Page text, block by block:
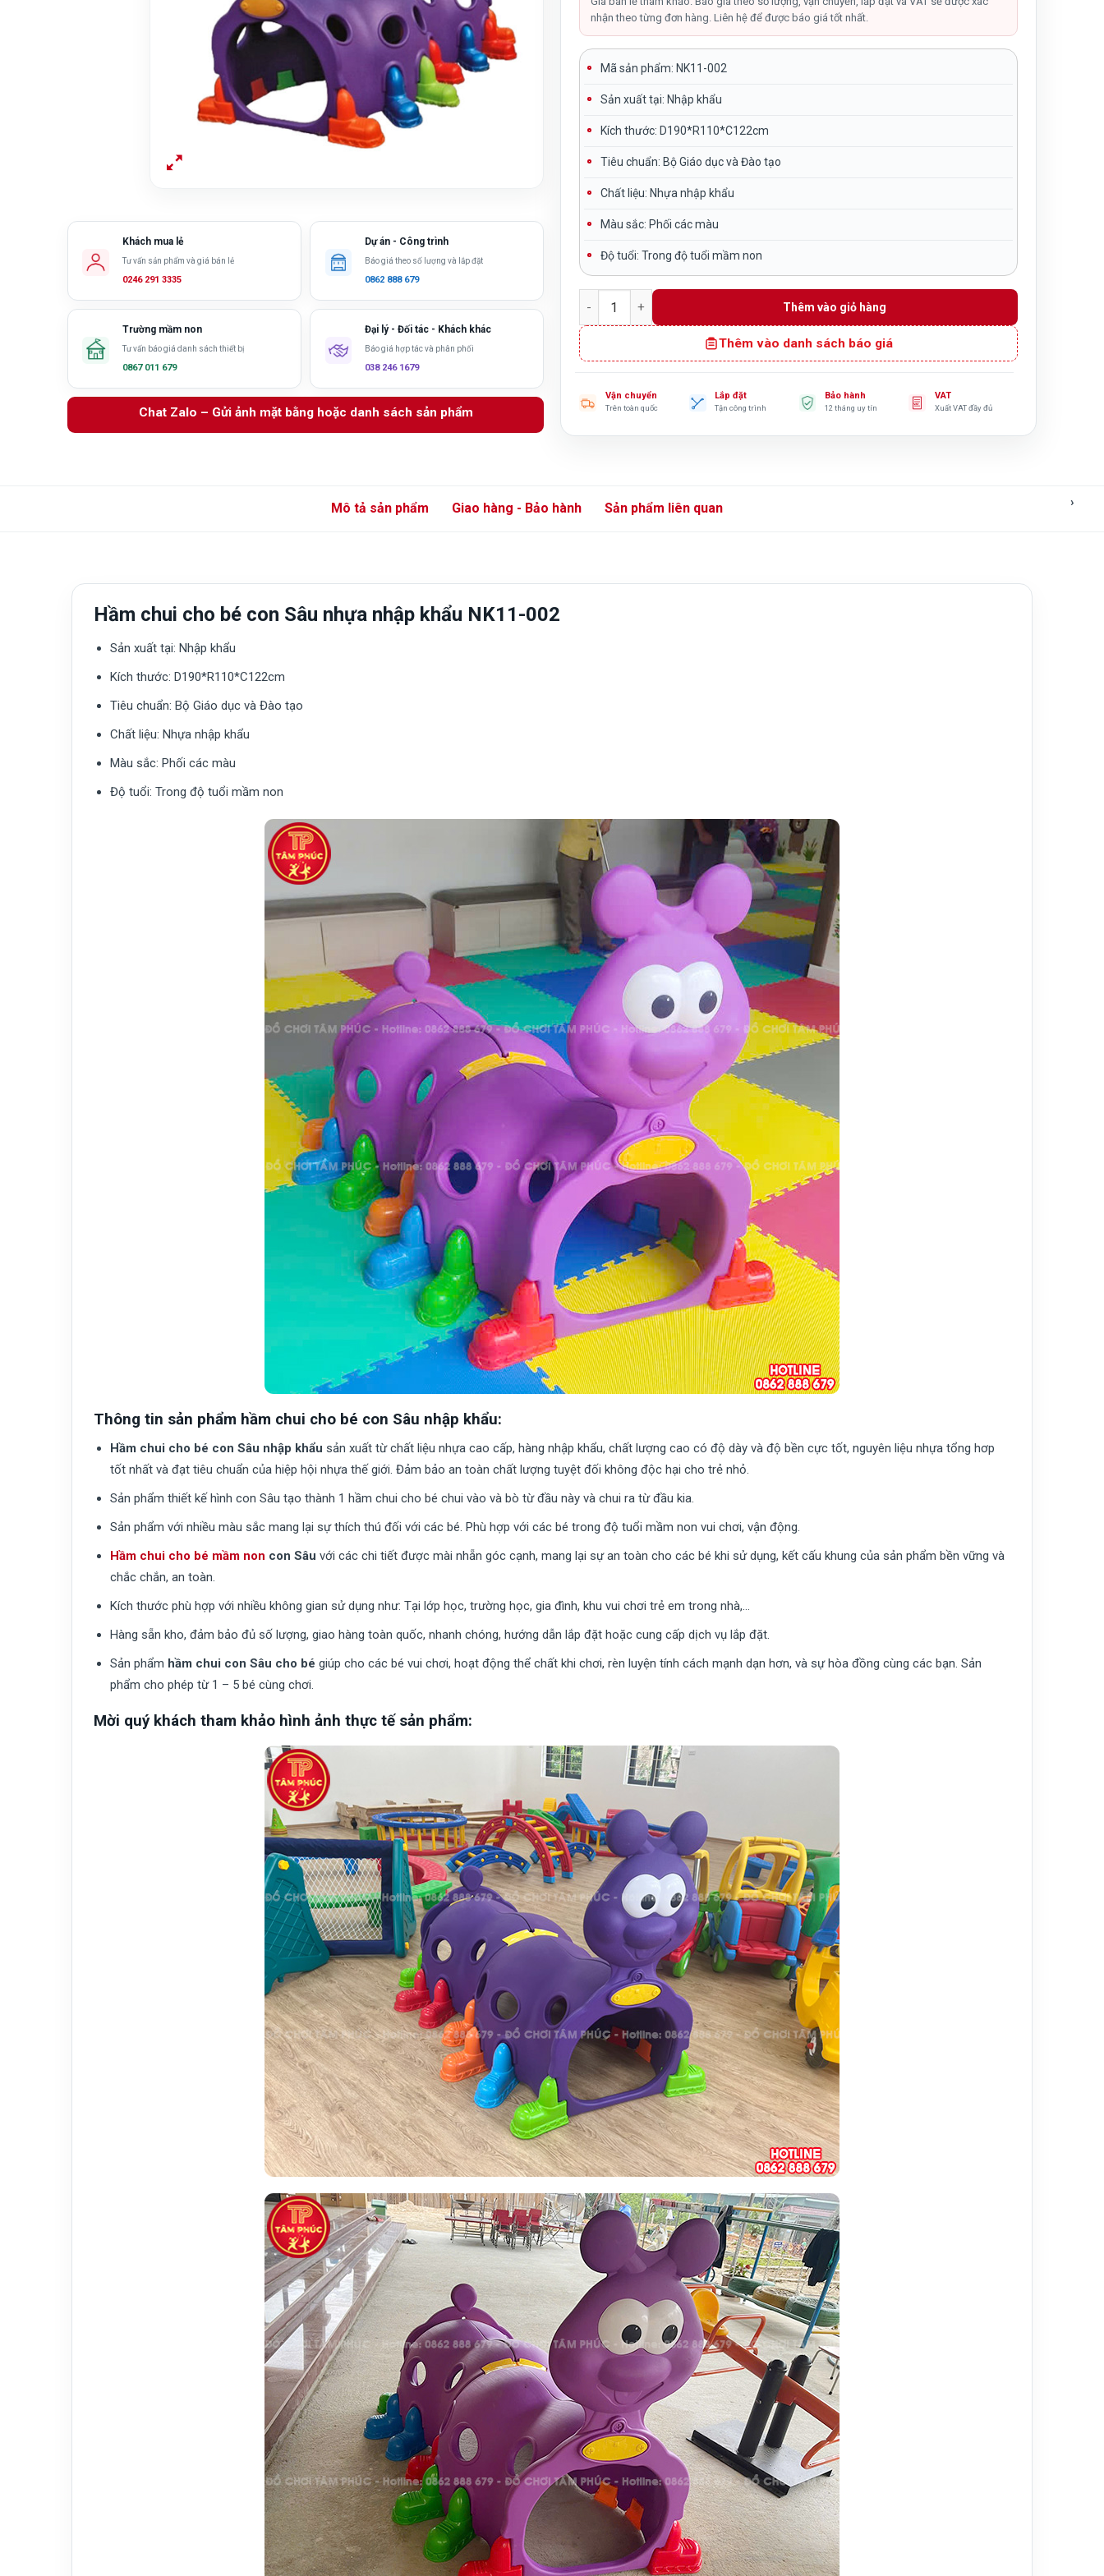
Khách mua lẻ
Tư vấn sản phẩm và giá bán lẻ
0246 291 3335
Dự án - Công trình
Báo giá theo số lượng và lắp đặt
0862 888 679
Trường mầm non
Tư vấn báo giá danh sách thiết bị
0867 011 679
Đại lý - Đối tác - Khách khác
Báo giá hợp tác và phân phối
038 246 1679
Chat Zalo – Gửi ảnh mặt bằng hoặc danh sách sản phẩm
2,850,000₫.
là:
2,350,000₫.
nhận theo từng đơn hàng. Liên hệ để được báo giá tốt nhất.
Mã sản phẩm: NK11-002
Sản xuất tại: Nhập khẩu
Kích thước: D190*R110*C122cm
Tiêu chuẩn: Bộ Giáo dục và Đào tạo
Chất liệu: Nhựa nhập khẩu
Màu sắc: Phối các màu
Độ tuổi: Trong độ tuổi mầm non
Hầm chui cho bé con Sâu nhựa nhập khẩu NK11-002 số lượng
Thêm vào giỏ hàng
Thêm vào danh sách báo giá
Vận chuyển
Trên toàn quốc
Lắp đặt
Tận công trình
Bảo hành
12 tháng uy tín
VAT
Xuất VAT đầy đủ
Mô tả sản phẩm Giao hàng - Bảo hành Sản phẩm liên quan ›
Hầm chui cho bé con Sâu nhựa nhập khẩu NK11-002
Sản xuất tại: Nhập khẩu
Kích thước: D190*R110*C122cm
Tiêu chuẩn: Bộ Giáo dục và Đào tạo
Chất liệu: Nhựa nhập khẩu
Màu sắc: Phối các màu
Độ tuổi: Trong độ tuổi mầm non
Thông tin sản phẩm hầm chui cho bé con Sâu nhập khẩu:
Hầm chui cho bé con Sâu nhập khẩu sản xuất từ chất liệu nhựa cao cấp, hàng nhập khẩu, chất lượng cao có độ dày và độ bền cực tốt, nguyên liệu nhựa tổng hơp
tốt nhất và đạt tiêu chuẩn của hiệp hội nhựa thế giới. Đảm bảo an toàn chất lượng tuyệt đối không độc hại cho trẻ nhỏ.
Sản phẩm thiết kế hình con Sâu tạo thành 1 hầm chui cho bé chui vào và bò từ đầu này và chui ra từ đầu kia.
Sản phẩm với nhiều màu sắc mang lại sự thích thú đối với các bé. Phù hợp với các bé trong độ tuổi mầm non vui chơi, vận động.
Hầm chui cho bé mầm non con Sâu với các chi tiết được mài nhẵn góc cạnh, mang lại sự an toàn cho các bé khi sử dụng, kết cấu khung của sản phẩm bền vững và
chắc chắn, an toàn.
Kích thước phù hợp với nhiều không gian sử dụng như: Tại lớp học, trường học, gia đình, khu vui chơi trẻ em trong nhà,…
Hàng sẵn kho, đảm bảo đủ số lượng, giao hàng toàn quốc, nhanh chóng, hướng dẫn lắp đặt hoặc cung cấp dịch vụ lắp đặt.
Sản phẩm hầm chui con Sâu cho bé giúp cho các bé vui chơi, hoạt động thể chất khi chơi, rèn luyện tính cách mạnh dạn hơn, và sự hòa đồng cùng các bạn. Sản
phẩm cho phép từ 1 – 5 bé cùng chơi.
Mời quý khách tham khảo hình ảnh thực tế sản phẩm: